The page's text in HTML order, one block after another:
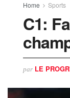
Home Sports
C1:
par LE